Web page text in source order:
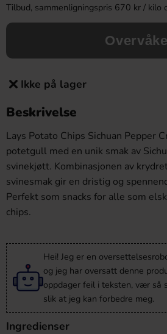
Tilbud, sammenligningspris 670 kr / kilo
Overvåke
Ikke på lager
Beskrivelse
Lays Potato Chips Sichuan Pepper
potetgull med en unik smak av
svinekjøtt. Kombinasjonen av
svinesmak gir en dristig og
Perfekt som snacks for alle som
chips.
Hei! Jeg er en
og jeg har oversatt denne
oppdager feil i teksten, vær så
slik at jeg kan forbedre meg.
Ingredienser